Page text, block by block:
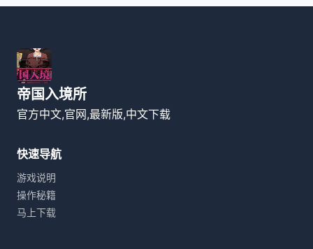
帝国入境所
官方中文,官网,最新版,中文下载
快速导航
游戏说明
操作秘籍
马上下载